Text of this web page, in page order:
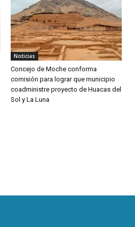
Noticias
Concejo de Moche conforma
comisión para lograr que municipio
coadministre proyecto de Huacas del
Sol y La Luna